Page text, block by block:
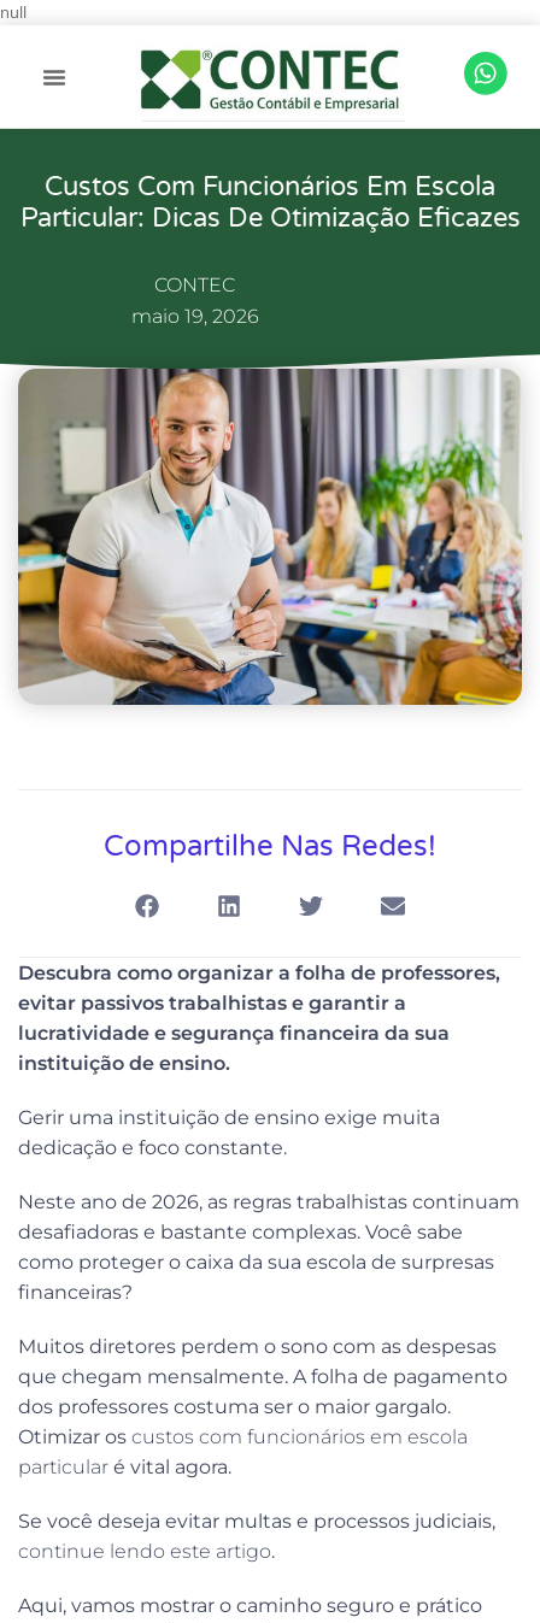
null
Custos Com Funcionários Em Escola
Particular: Dicas De Otimização Eficazes
CONTEC
maio 19, 2026
Compartilhe Nas Redes!
Descubra como organizar a folha de professores,
evitar passivos trabalhistas e garantir a
lucratividade e segurança financeira da sua
instituição de ensino.
Gerir uma instituição de ensino exige muita
dedicação e foco constante.
Neste ano de 2026, as regras trabalhistas continuam
desafiadoras e bastante complexas. Você sabe
como proteger o caixa da sua escola de surpresas
financeiras?
Muitos diretores perdem o sono com as despesas
que chegam mensalmente. A folha de pagamento
dos professores costuma ser o maior gargalo.
Otimizar os custos com funcionários em escola
particular é vital agora.
Se você deseja evitar multas e processos judiciais,
continue lendo este artigo.
Aqui, vamos mostrar o caminho seguro e prático